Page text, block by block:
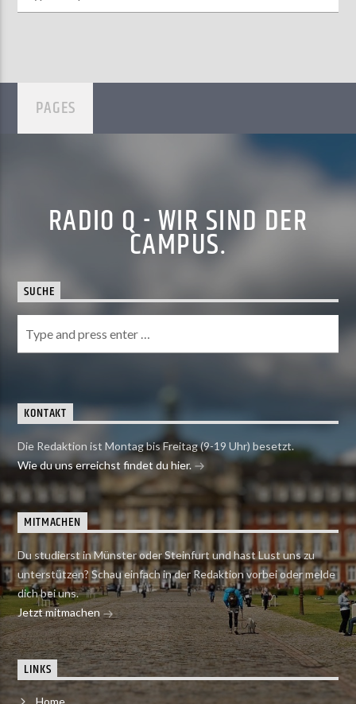
PAGES
RADIO Q - WIR SIND DER
CAMPUS.
SUCHE
KONTAKT
Die Redaktion ist Montag bis Freitag (9-19 Uhr) besetzt.
Wie du uns erreichst findet du hier.
MITMACHEN
Du studierst in Münster oder Steinfurt und hast Lust uns zu
unterstützen? Schau einfach in der Redaktion vorbei oder melde
dich bei uns.
Jetzt mitmachen
LINKS